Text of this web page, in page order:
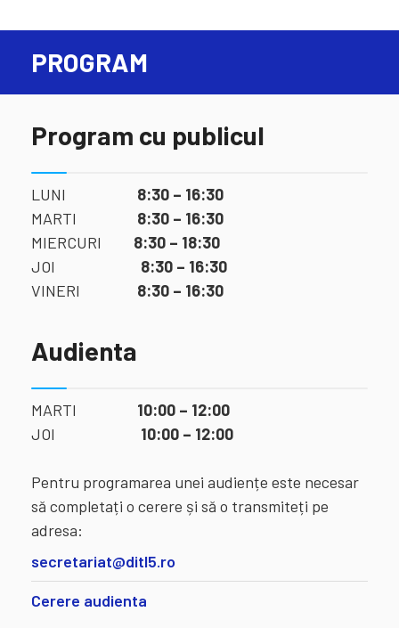
PROGRAM
Program cu publicul
LUNI 8:30 – 16:30
MARTI 8:30 – 16:30
MIERCURI 8:30 – 18:30
JOI 8:30 – 16:30
VINERI 8:30 – 16:30
Audienta
MARTI 10:00 – 12:00
JOI 10:00 – 12:00
Pentru programarea unei audiențe este necesar
să completați o cerere și să o transmiteți pe
adresa:
secretariat@ditl5.ro
Cerere audienta